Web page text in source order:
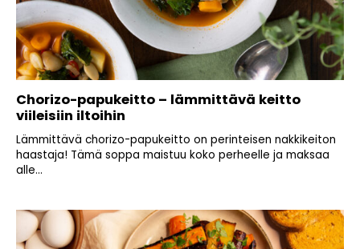
Chorizo-papukeitto – lämmittävä keitto
viileisiin iltoihin
Lämmittävä chorizo-papukeitto on perinteisen nakkikeiton
haastaja! Tämä soppa maistuu koko perheelle ja maksaa
alle...